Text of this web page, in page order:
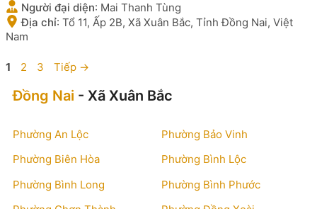
Người đại diện: Mai Thanh Tùng
Địa chỉ: Tổ 11, Ấp 2B, Xã Xuân Bắc, Tỉnh Đồng Nai, Việt
Nam
Trang
1 Trang
2 Trang
3 Tiếp →
Đồng Nai - Xã Xuân Bắc
Phường An Lộc
Phường Bảo Vinh
Phường Biên Hòa
Phường Bình Lộc
Phường Bình Long
Phường Bình Phước